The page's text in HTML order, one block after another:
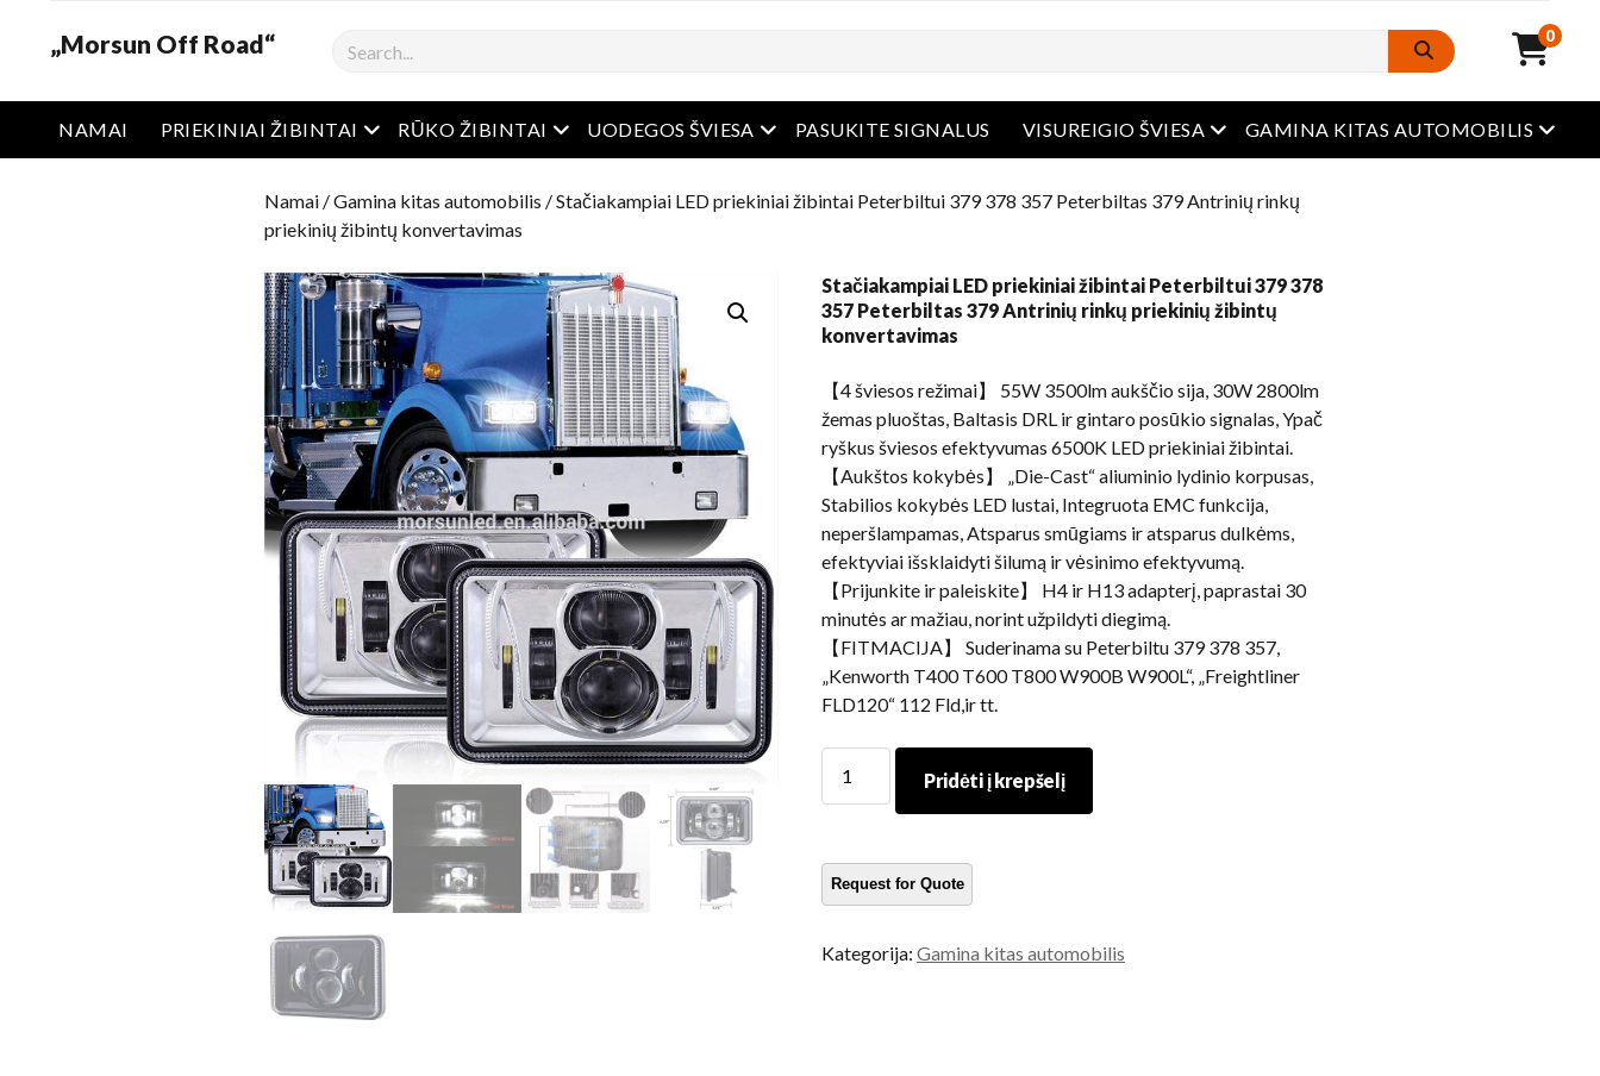
„Morsun Off Road“ Ieškoti 0
NAMAI PRIEKINIAI ŽIBINTAI Atidaryti meniu
RŪKO ŽIBINTAI Atidaryti meniu
UODEGOS ŠVIESA Atidaryti meniu
PASUKITE SIGNALUS VISUREIGIO ŠVIESA Atidaryti meniu
GAMINA KITAS AUTOMOBILIS
Namai /Gamina kitas automobilis / Stačiakampiai LED priekiniai žibintai Peterbiltui 379 378 357 Peterbiltas 379 Antrinių rinkų
priekinių žibintų konvertavimas
Stačiakampiai LED priekiniai žibintai Peterbiltui 379 378
357 Peterbiltas 379 Antrinių rinkų priekinių žibintų
konvertavimas
【4 šviesos režimai】 55W 3500lm aukščio sija, 30W 2800lm
žemas pluoštas, Baltasis DRL ir gintaro posūkio signalas, Ypač
ryškus šviesos efektyvumas 6500K LED priekiniai žibintai.
【Aukštos kokybės】 „Die-Cast“ aliuminio lydinio korpusas,
Stabilios kokybės LED lustai, Integruota EMC funkcija,
neperšlampamas, Atsparus smūgiams ir atsparus dulkėms,
efektyviai išsklaidyti šilumą ir vėsinimo efektyvumą.
【Prijunkite ir paleiskite】 H4 ir H13 adapterį, paprastai 30
minutės ar mažiau, norint užpildyti diegimą.
【FITMACIJA】 Suderinama su Peterbiltu 379 378 357,
„Kenworth T400 T600 T800 W900B W900L“, „Freightliner
FLD120“ 112 Fld,ir tt.
LED
priekiniai
Peterbiltui
379
357
Pridėti į krepšelį
Kategorija: Gamina kitas automobilis